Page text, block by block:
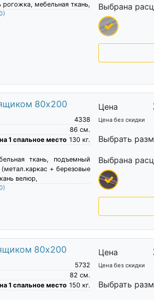
рогожка, мебельная ткань,
Выбрана
80х200
4338
см.
86
1 спальное место
кг.
130
ткань, подъемный
+ березовые
велюр,
Цена
Цена без скидки
Выбрать
Выбрана
80х200
5732
см.
82
1 спальное место
кг.
150
Цена
Цена без скидки
Выбрать